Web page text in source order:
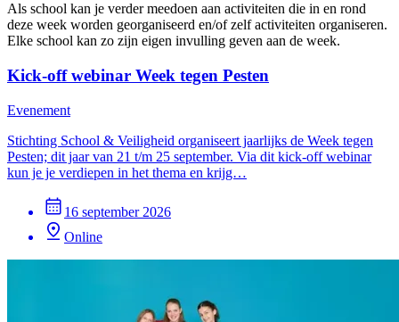
Als school kan je verder meedoen aan activiteiten die in en rond
deze week worden georganiseerd en/of zelf activiteiten organiseren.
Elke school kan zo zijn eigen invulling geven aan de week.
Kick-off webinar Week tegen Pesten
Evenement
Stichting School & Veiligheid organiseert jaarlijks de Week tegen
Pesten; dit jaar van 21 t/m 25 september. Via dit kick-off webinar
kun je je verdiepen in het thema en krijg…
16 september 2026
Online